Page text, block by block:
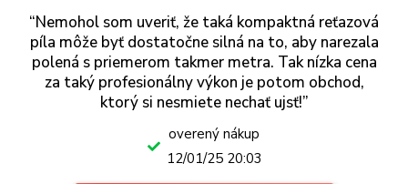
“Nemohol som uveriť, že taká kompaktná reťazová
píla môže byť dostatočne silná na to, aby narezala
polená s priemerom takmer metra. Tak nízka cena
za taký profesionálny výkon je potom obchod,
ktorý si nesmiete nechať ujsť!”
overený nákup
12/01/25 20:03